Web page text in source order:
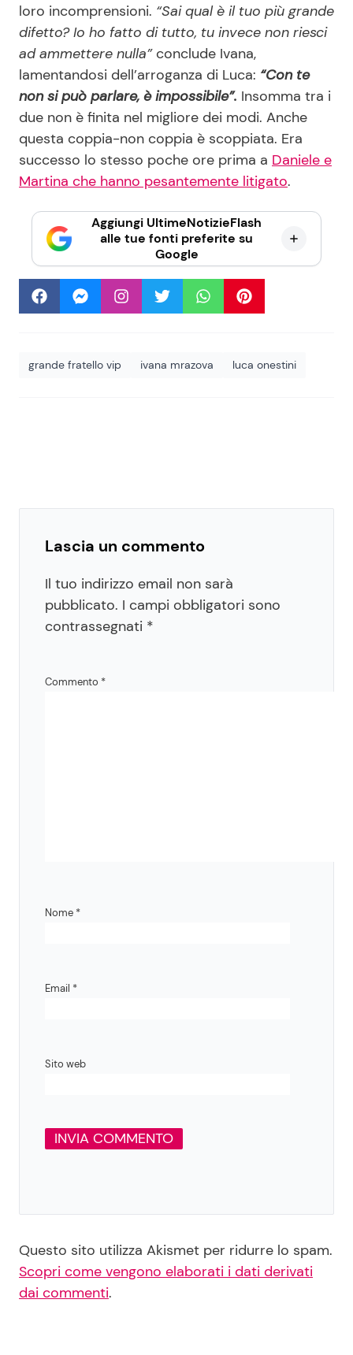
loro incomprensioni. “Sai qual è il tuo più grande
difetto? Io ho fatto di tutto, tu invece non riesci
ad ammettere nulla”conclude Ivana,
lamentandosi dell’arroganza di Luca: “Con te
non si può parlare, è impossibile”. Insomma tra i
due non è finita nel migliore dei modi. Anche
questa coppia-non coppia è scoppiata. Era
successo lo stesso poche ore prima a Daniele e
Martina che hanno pesantemente litigato.
Aggiungi UltimeNotizieFlash
alle tue fonti preferite su
Google
grande fratello vip ivana mrazova luca onestini
Lascia un commento
Il tuo indirizzo email non sarà
pubblicato. I campi obbligatori sono
contrassegnati *
Commento *
Nome *
Email *
Sito web
Questo sito utilizza Akismet per ridurre lo spam.
Scopri come vengono elaborati i dati derivati
dai commenti.